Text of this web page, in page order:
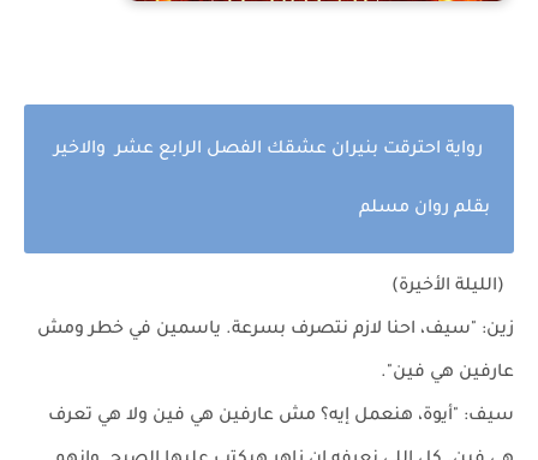
رواية احترقت بنيران عشقك الفصل الرابع عشر والاخير
بقلم روان مسلم
(الليلة الأخيرة)
زين: "سيف، احنا لازم نتصرف بسرعة. ياسمين في خطر ومش
عارفين هي فين".
سيف: "أيوة، هنعمل إيه؟ مش عارفين هي فين ولا هي تعرف